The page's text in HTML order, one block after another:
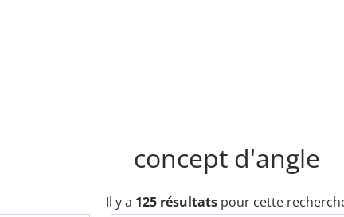
concept d'angle
Il y a 125 résultats pour cette